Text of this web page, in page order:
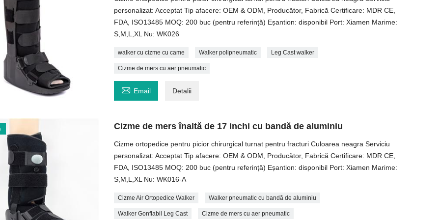
personalizat: Acceptat Tip afacere: OEM & ODM, Producător, Fabrică Certificare: MDR CE,
FDA, ISO13485 MOQ: 200 buc (pentru referință) Eșantion: disponibil Port: Xiamen Marime:
S,M,L,XL Nu: WK026
walker cu cizme cu came Walker polipneumatic Leg Cast walker
Cizme de mers cu aer pneumatic
 Email Detalii
Cizme de mers înaltă de 17 inchi cu bandă de aluminiu
Cizme ortopedice pentru picior chirurgical turnat pentru fracturi Culoarea neagra Serviciu
personalizat: Acceptat Tip afacere: OEM & ODM, Producător, Fabrică Certificare: MDR CE,
FDA, ISO13485 MOQ: 200 buc (pentru referință) Eșantion: disponibil Port: Xiamen Marime:
S,M,L,XL Nu: WK016-A
Cizme Air Ortopedice Walker Walker pneumatic cu bandă de aluminiu
Walker Gonflabil Leg Cast Cizme de mers cu aer pneumatic